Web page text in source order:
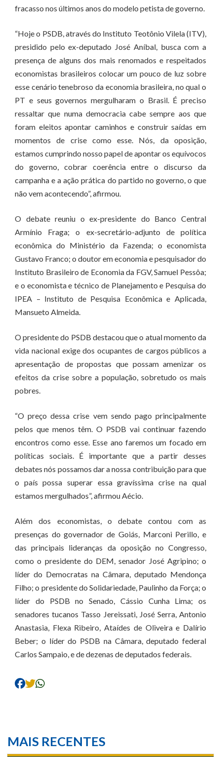
fracasso nos últimos anos do modelo petista de governo.
“Hoje o PSDB, através do Instituto Teotônio Vilela (ITV),
presidido pelo ex-deputado José Aníbal, busca com a
presença de alguns dos mais renomados e respeitados
economistas brasileiros colocar um pouco de luz sobre
esse cenário tenebroso da economia brasileira, no qual o
PT e seus governos mergulharam o Brasil. É preciso
ressaltar que numa democracia cabe sempre aos que
foram eleitos apontar caminhos e construir saídas em
momentos de crise como esse. Nós, da oposição,
estamos cumprindo nosso papel de apontar os equívocos
do governo, cobrar coerência entre o discurso da
campanha e a ação prática do partido no governo, o que
não vem acontecendo”, afirmou.
O debate reuniu o ex-presidente do Banco Central
Armínio Fraga; o ex-secretário-adjunto de política
econômica do Ministério da Fazenda; o economista
Gustavo Franco; o doutor em economia e pesquisador do
Instituto Brasileiro de Economia da FGV, Samuel Pessôa;
e o economista e técnico de Planejamento e Pesquisa do
IPEA – Instituto de Pesquisa Econômica e Aplicada,
Mansueto Almeida.
O presidente do PSDB destacou que o atual momento da
vida nacional exige dos ocupantes de cargos públicos a
apresentação de propostas que possam amenizar os
efeitos da crise sobre a população, sobretudo os mais
pobres.
“O preço dessa crise vem sendo pago principalmente
pelos que menos têm. O PSDB vai continuar fazendo
encontros como esse. Esse ano faremos um focado em
políticas sociais. É importante que a partir desses
debates nós possamos dar a nossa contribuição para que
o país possa superar essa gravíssima crise na qual
estamos mergulhados”, afirmou Aécio.
Além dos economistas, o debate contou com as
presenças do governador de Goiás, Marconi Perillo, e
das principais lideranças da oposição no Congresso,
como o presidente do DEM, senador José Agripino; o
líder do Democratas na Câmara, deputado Mendonça
Filho; o presidente do Solidariedade, Paulinho da Força; o
líder do PSDB no Senado, Cássio Cunha Lima; os
senadores tucanos Tasso Jereissati, José Serra, Antonio
Anastasia, Flexa Ribeiro, Ataídes de Oliveira e Dalírio
Beber; o líder do PSDB na Câmara, deputado federal
Carlos Sampaio, e de dezenas de deputados federais.
MAIS RECENTES